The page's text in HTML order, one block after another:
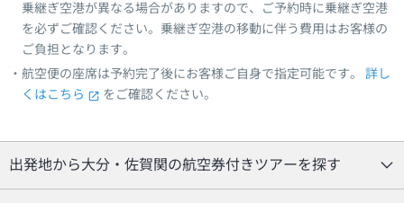
乗継ぎ空港が異なる場合がありますので、ご予約時に乗継ぎ空港
を必ずご確認ください。乗継ぎ空港の移動に伴う費用はお客様の
ご負担となります。
航空便の座席は予約完了後にお客様ご自身で指定可能です。
詳し
くはこちら
をご確認ください。
出発地から大分・佐賀関の航空券付きツアーを探す